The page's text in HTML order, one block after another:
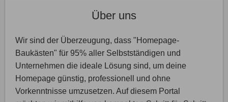
Über uns
Wir sind der Überzeugung, dass "Homepage-
Baukästen" für 95% aller Selbstständigen und
Unternehmen die ideale Lösung sind, um deine
Homepage günstig, professionell und ohne
Vorkenntnisse umzusetzen. Auf diesem Portal